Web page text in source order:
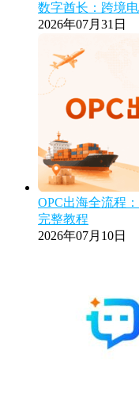
数字酋长：跨境
2026年07月31日
OPC出海全流程
完整教程
2026年07月10日